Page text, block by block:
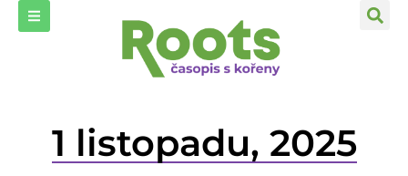
1 listopadu, 2025